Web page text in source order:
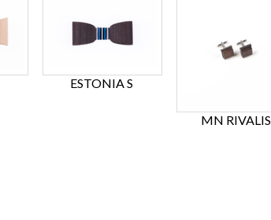
ESTONIA S
MN RIVALIS